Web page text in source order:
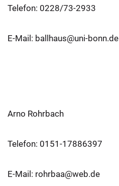
Telefon: 0228/73-2933
E-Mail: ballhaus@uni-bonn.de
Arno Rohrbach
Telefon: 0151-17886397
E-Mail: rohrbaa@web.de